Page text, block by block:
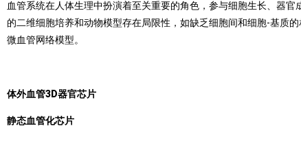
血管系统在人体生理中扮演着至关重要的角色，参与细胞生长、器
的二维细胞培养和动物模型存在局限性，如缺乏细胞间和细胞-基质
微血管网络模型。
体外血管3D器官芯片
静态血管化芯片